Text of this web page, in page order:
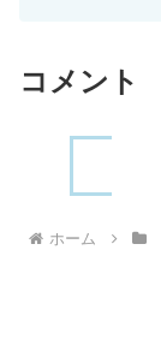
コメント
ホーム